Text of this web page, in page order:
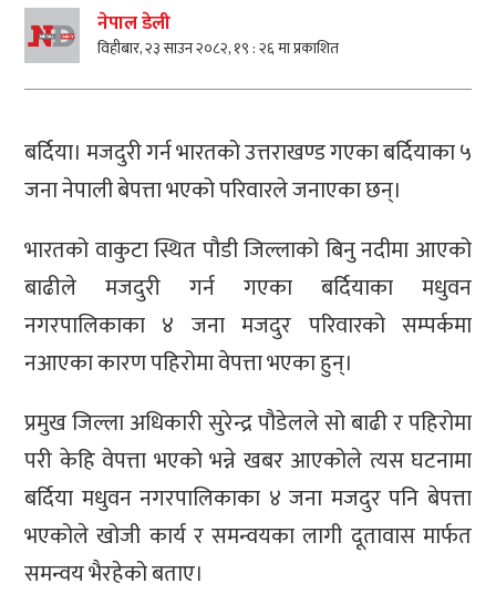
नेपाल डेली
विहीबार, २३ साउन २०८२, १९ : २६ मा प्रकाशित
बर्दिया। मजदुरी गर्न भारतको उत्तराखण्ड गएका बर्दियाका ५
जना नेपाली बेपत्ता भएको परिवारले जनाएका छन्।
भारतको वाकुटा स्थित पौडी जिल्लाको बिनु नदीमा आएको
बाढीले मजदुरी गर्न गएका बर्दियाका मधुवन
नगरपालिकाका ४ जना मजदुर परिवारको सम्पर्कमा
नआएका कारण पहिरोमा वेपत्ता भएका हुन्।
प्रमुख जिल्ला अधिकारी सुरेन्द्र पौडेलले सो बाढी र पहिरोमा
परी केहि वेपत्ता भएको भन्ने खबर आएकोले त्यस घटनामा
बर्दिया मधुवन नगरपालिकाका ४ जना मजदुर पनि बेपत्ता
भएकोले खोजी कार्य र समन्वयका लागी दूतावास मार्फत
समन्वय भैरहेको बताए।